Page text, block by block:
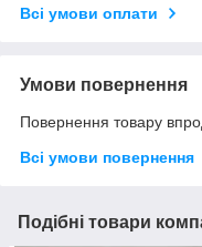
Всі умови оплати
Умови повернення
Повернення товару
Всі умови повернення
Подібні товари